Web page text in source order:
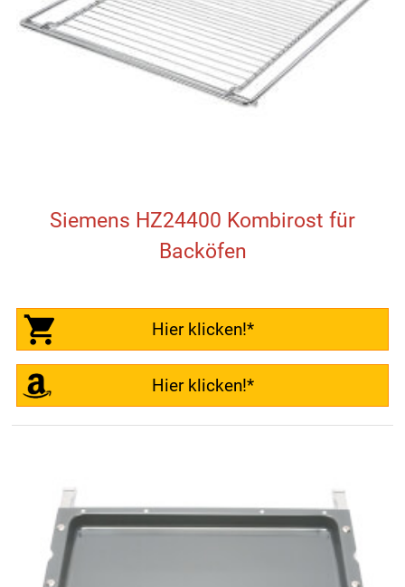
Siemens HZ24400 Kombirost für
Backöfen
Hier klicken!*
Hier klicken!*